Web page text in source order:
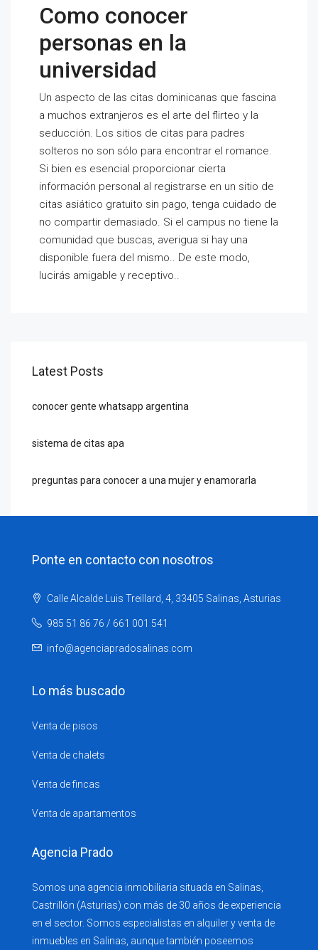
Como conocer
personas en la
universidad
Un aspecto de las citas dominicanas que fascina
a muchos extranjeros es el arte del flirteo y la
seducción. Los sitios de citas para padres
solteros no son sólo para encontrar el romance.
Si bien es esencial proporcionar cierta
información personal al registrarse en un sitio de
citas asiático gratuito sin pago, tenga cuidado de
no compartir demasiado. Si el campus no tiene la
comunidad que buscas, averigua si hay una
disponible fuera del mismo.. De este modo,
lucirás amigable y receptivo..
Latest Posts
conocer gente whatsapp argentina
sistema de citas apa
preguntas para conocer a una mujer y enamorarla
Ponte en contacto con nosotros
Calle Alcalde Luis Treillard, 4, 33405 Salinas, Asturias
985 51 86 76 / 661 001 541
info@agenciapradosalinas.com
Lo más buscado
Venta de pisos
Venta de chalets
Venta de fincas
Venta de apartamentos
Agencia Prado
Somos una agencia inmobiliaria situada en Salinas,
Castrillón (Asturias) con más de 30 años de experiencia
en el sector. Somos especialistas en alquiler y venta de
inmuebles en Salinas, aunque también poseemos